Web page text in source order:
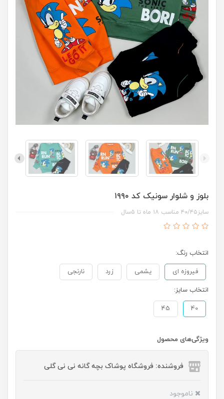
بلوز و شلوار سونیک کد ۱۹۹۰
سایز۴۰/۴۵ مناسب ۱۸ ماه تا ۵سال
انتخاب رنگ:
فیروزه ای یشمی زرد نارنجی
انتخاب سایز:
40
45
ویژگی‌های محصول
فروشنده: فروشگاه پوشاک بچه گانه نی نی گلی
ناموجود